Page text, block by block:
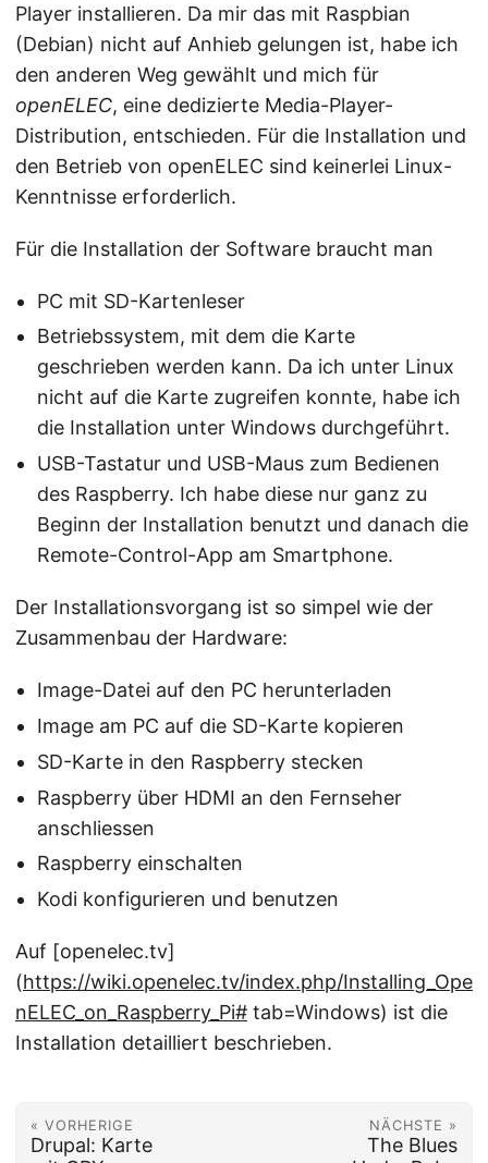
Player installieren. Da mir das mit Raspbian
(Debian) nicht auf Anhieb gelungen ist, habe ich
den anderen Weg gewählt und mich für
openELEC, eine dedizierte Media-Player-
Distribution, entschieden. Für die Installation und
den Betrieb von openELEC sind keinerlei Linux-
Kenntnisse erforderlich.
Für die Installation der Software braucht man
PC mit SD-Kartenleser
Betriebssystem, mit dem die Karte
geschrieben werden kann. Da ich unter Linux
nicht auf die Karte zugreifen konnte, habe ich
die Installation unter Windows durchgeführt.
USB-Tastatur und USB-Maus zum Bedienen
des Raspberry. Ich habe diese nur ganz zu
Beginn der Installation benutzt und danach die
Remote-Control-App am Smartphone.
Der Installationsvorgang ist so simpel wie der
Zusammenbau der Hardware:
Image-Datei auf den PC herunterladen
Image am PC auf die SD-Karte kopieren
SD-Karte in den Raspberry stecken
Raspberry über HDMI an den Fernseher
anschliessen
Raspberry einschalten
Kodi konfigurieren und benutzen
Auf [openelec.tv]
(https://wiki.openelec.tv/index.php/Installing_Ope
nELEC_on_Raspberry_Pi# tab=Windows) ist die
Installation detailliert beschrieben.
« VORHERIGE
Drupal: Karte
NÄCHSTE »
The Blues